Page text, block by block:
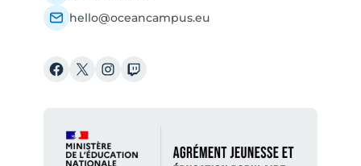
hello@oceancampus.eu
Facebook
X Instagram
Twitch